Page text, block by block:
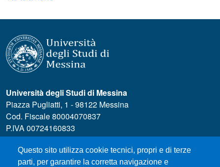
Questo sito utilizza cookie tecnici, propri e di terze
parti, per garantire la corretta navigazione e
Università degli Studi di Messina
Piazza Pugliatti, 1 - 98122 Messina
Cod. Fiscale 80004070837
P.IVA 00724160833
Centralino: 090 676 1
MENÙ SOCIAL